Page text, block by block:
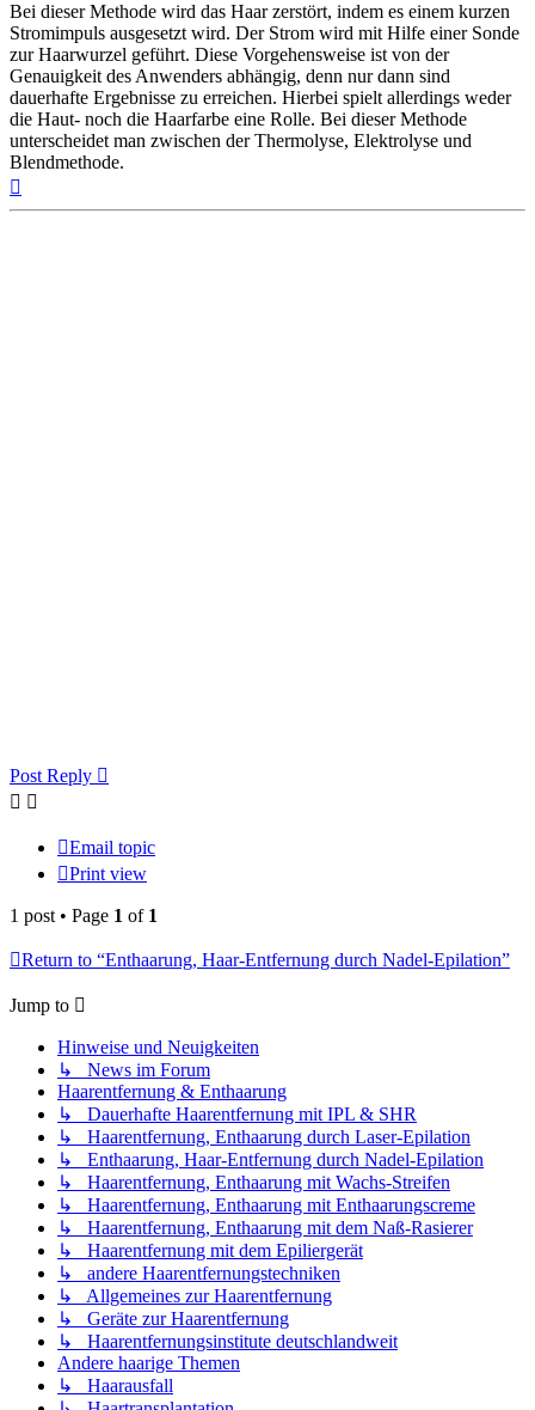
Bei dieser Methode wird das Haar zerstört, indem es einem kurzen
Stromimpuls ausgesetzt wird. Der Strom wird mit Hilfe einer Sonde
zur Haarwurzel geführt. Diese Vorgehensweise ist von der
Genauigkeit des Anwenders abhängig, denn nur dann sind
dauerhafte Ergebnisse zu erreichen. Hierbei spielt allerdings weder
die Haut- noch die Haarfarbe eine Rolle. Bei dieser Methode
unterscheidet man zwischen der Thermolyse, Elektrolyse und
Blendmethode.
Post Reply
Email topic
Print view
1 post • Page 1 of 1
Return to “Enthaarung, Haar-Entfernung durch Nadel-Epilation”
Jump to
Hinweise und Neuigkeiten
↳ News im Forum
Haarentfernung & Enthaarung
↳ Dauerhafte Haarentfernung mit IPL & SHR
↳ Haarentfernung, Enthaarung durch Laser-Epilation
↳ Enthaarung, Haar-Entfernung durch Nadel-Epilation
↳ Haarentfernung, Enthaarung mit Wachs-Streifen
↳ Haarentfernung, Enthaarung mit Enthaarungscreme
↳ Haarentfernung, Enthaarung mit dem Naß-Rasierer
↳ Haarentfernung mit dem Epiliergerät
↳ andere Haarentfernungstechniken
↳ Allgemeines zur Haarentfernung
↳ Geräte zur Haarentfernung
↳ Haarentfernungsinstitute deutschlandweit
Andere haarige Themen
↳ Haarausfall